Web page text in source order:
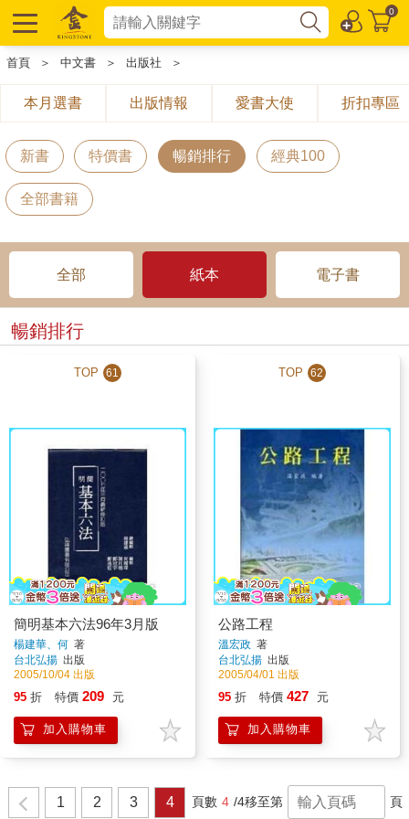
0
首頁 ＞ 中文書 ＞ 出版社 ＞
本月選書 出版情報 愛書大使 折扣專區
新書 特價書 暢銷排行 經典100
全部書籍
全部 紙本 電子書
暢銷排行
TOP 61
簡明基本六法96年3月版
楊建華、何 著
台北弘揚 出版
2005/10/04 出版
95 折 特價 209 元
加入購物車
TOP 62
公路工程
溫宏政 著
台北弘揚 出版
2005/04/01 出版
95 折 特價 427 元
加入購物車
1 2 3 4 頁數 4 /4移至第 頁